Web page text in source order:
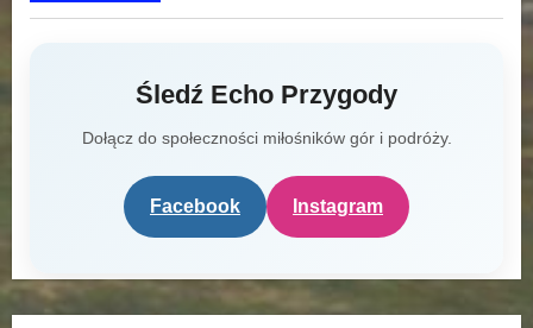
Śledź Echo Przygody
Dołącz do społeczności miłośników gór i podróży.
Facebook Instagram